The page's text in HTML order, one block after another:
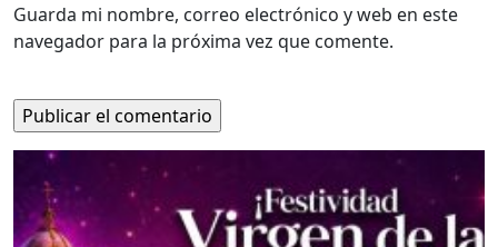
Guarda mi nombre, correo electrónico y web en este
navegador para la próxima vez que comente.